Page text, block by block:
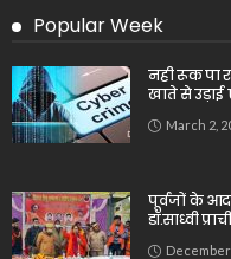
Popular Week
नही रूक पा
खाते से
March 2,
पूर्वजों के
डॉ.साध्वी प्राची
December